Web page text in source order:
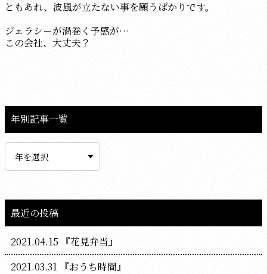
ともあれ、波風が立たない事を願うばかりです。
ジェラシーが渦巻く予感が…
この会社、大丈夫？
年別記事一覧
最近の投稿
2021.04.15 『花見弁当』
2021.03.31 『おうち時間』